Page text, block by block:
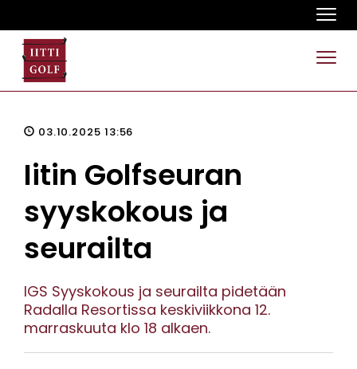
03.10.2025 13:56
Iitin Golfseuran
syyskokous ja
seurailta
IGS Syyskokous ja seurailta pidetään
Radalla Resortissa keskiviikkona 12.
marraskuuta klo 18 alkaen.